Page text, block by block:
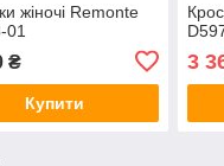
жіночі Remonte
01
₴
Купити
3